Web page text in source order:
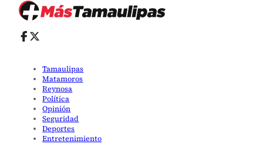
Tamaulipas
Matamoros
Reynosa
Política
Opinión
Seguridad
Deportes
Entretenimiento